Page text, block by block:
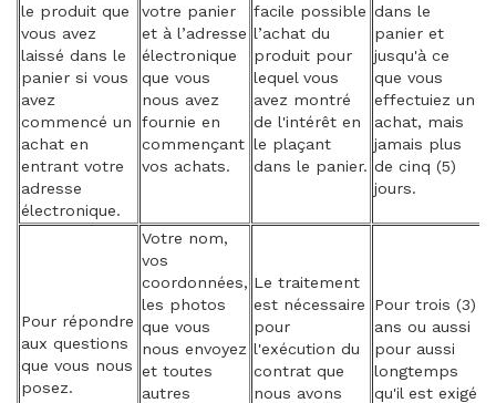
le produit que
vous avez
laissé dans le
panier si vous
avez
commencé un
achat en
entrant votre
adresse
électronique.
votre panier
et à l’adresse
électronique
que vous
nous avez
fournie en
commençant
vos achats.
facile possible
l’achat du
produit pour
lequel vous
avez montré
de l'intérêt en
le plaçant
dans le panier.
dans le
panier et
jusqu'à ce
que vous
effectuiez un
achat, mais
jamais plus
de cinq (5)
jours.
Pour répondre
aux questions
que vous nous
posez.
Votre nom,
vos
coordonnées,
les photos
que vous
nous envoyez
et toutes
autres
Le traitement
est nécessaire
pour
l'exécution du
contrat que
nous avons
Pour trois (3)
ans ou aussi
pour aussi
longtemps
qu'il est exigé